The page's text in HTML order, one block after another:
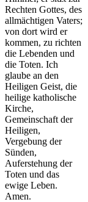
Rechten Gottes, des
allmächtigen Vaters;
von dort wird er
kommen, zu richten
die Lebenden und
die Toten. Ich
glaube an den
Heiligen Geist, die
heilige katholische
Kirche,
Gemeinschaft der
Heiligen,
Vergebung der
Sünden,
Auferstehung der
Toten und das
ewige Leben.
Amen.